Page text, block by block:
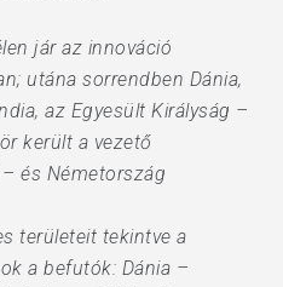
jár az innováció
utána sorrendben Dánia,
az Egyesült Királyság –
került a vezető
és Németország
területeit tekintve a
a befutók: Dánia –